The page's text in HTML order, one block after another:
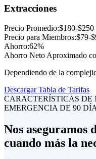
Extracciones
Precio Promedio:$180-$250
Precio para Miembros:$79-
Ahorro:62%
Ahorro Neto Aproximado
Dependiendo de la
Descargar Tabla de Tarifas
CARACTERÍSTICAS DE
EMERGENCIA DE 90
Nos aseguramos
cuando más la